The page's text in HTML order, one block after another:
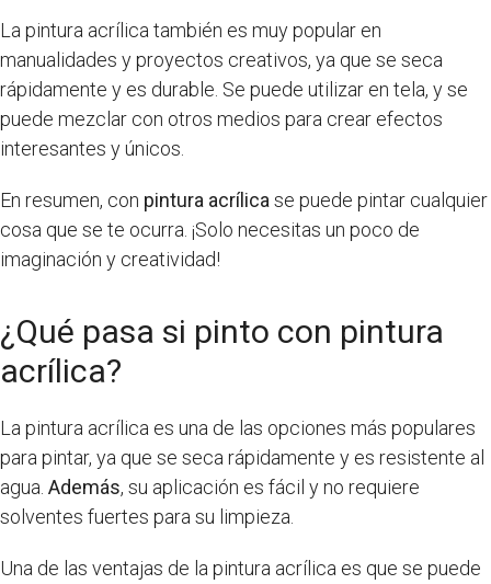
La pintura acrílica también es muy popular en
manualidades y proyectos creativos, ya que se seca
rápidamente y es durable. Se puede utilizar en tela, y se
puede mezclar con otros medios para crear efectos
interesantes y únicos.
En resumen, con pintura acrílica se puede pintar cualquier
cosa que se te ocurra. ¡Solo necesitas un poco de
imaginación y creatividad!
¿Qué pasa si pinto con pintura
acrílica?
La pintura acrílica es una de las opciones más populares
para pintar, ya que se seca rápidamente y es resistente al
agua. Además, su aplicación es fácil y no requiere
solventes fuertes para su limpieza.
Una de las ventajas de la pintura acrílica es que se puede